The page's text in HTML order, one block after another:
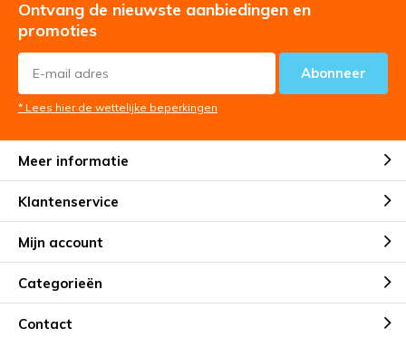
Ontvang de nieuwste aanbiedingen en
promoties
Abonneer
* Lees hier de wettelijke beperkingen
Meer informatie
Klantenservice
Mijn account
Categorieën
Contact